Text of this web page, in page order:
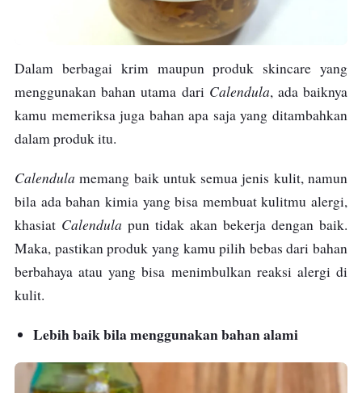
Dalam berbagai krim maupun produk skincare yang
menggunakan bahan utama dariCalendula, ada baiknya
kamu memeriksa juga bahan apa saja yang ditambahkan
dalam produk itu.
Calendula memang baik untuk semua jenis kulit, namun
bila ada bahan kimia yang bisa membuat kulitmu alergi,
khasiat Calendula pun tidak akan bekerja dengan baik.
Maka, pastikan produk yang kamu pilih bebas dari bahan
berbahaya atau yang bisa menimbulkan reaksi alergi di
kulit.
Lebih baik bila menggunakan bahan alami